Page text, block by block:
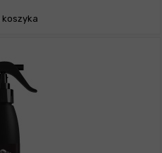
koszyka